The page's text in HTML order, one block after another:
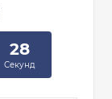
28
Секунд